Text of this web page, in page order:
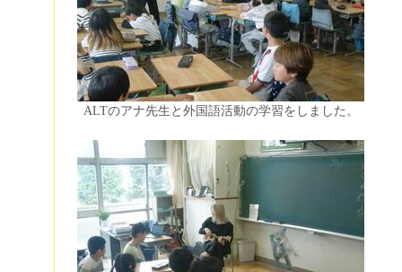
ALTのアナ先生と外国語活動の学習をしました。